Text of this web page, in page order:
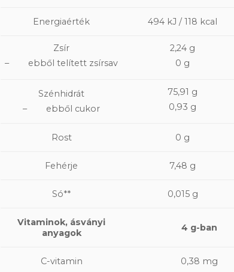
Energiaérték 494 kJ / 118 kcal
Zsír
– ebből telített zsírsav
2,24 g
0 g
Szénhidrát
– ebből cukor
75,91 g
0,93 g
Rost 0 g
Fehérje 7,48 g
Só** 0,015 g
Vitaminok, ásványi
anyagok
4 g-ban
C-vitamin 0,38 mg